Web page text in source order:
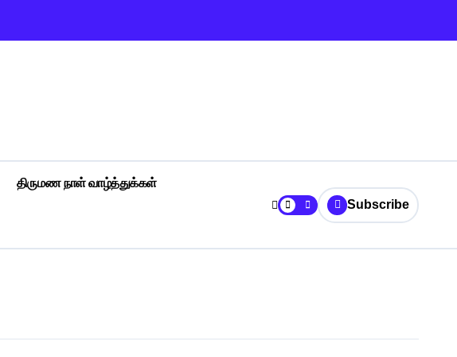
திருமண நாள் வாழ்த்துக்கள்
Subscribe